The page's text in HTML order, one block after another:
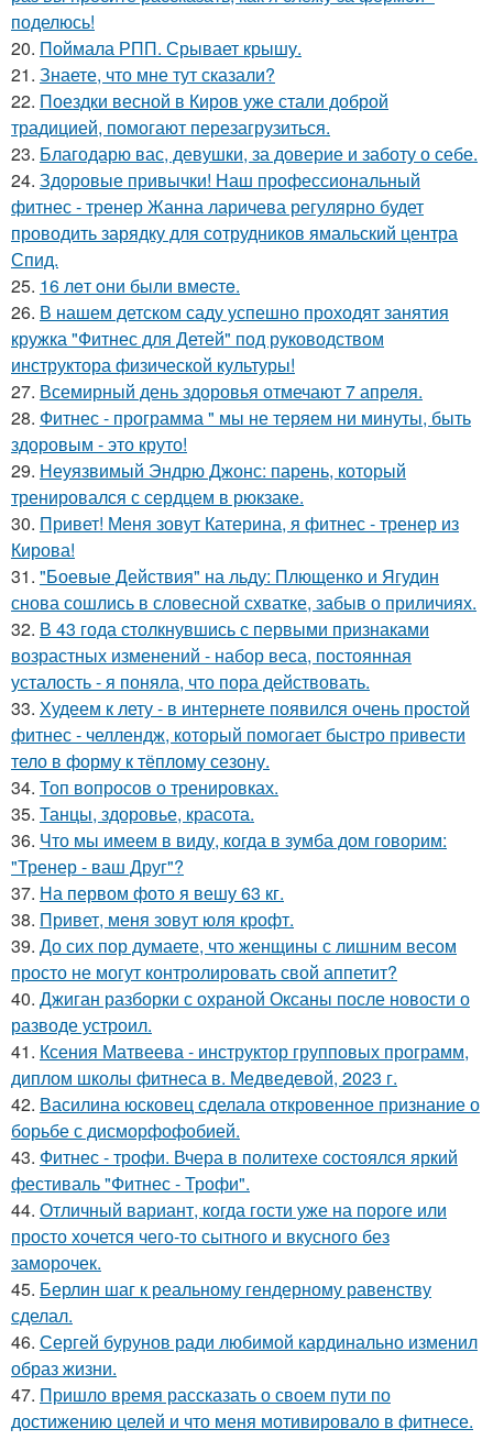
поделюсь!
20. Поймала РПП. Срывает крышу.
21. Знаете, что мне тут сказали?
22. Поездки весной в Киров уже стали доброй
традицией, помогают перезагрузиться.
23. Благодарю вас, девушки, за доверие и заботу о себе.
24. Здоровые привычки! Наш профессиональный
фитнес - тренер Жанна ларичева регулярно будет
проводить зарядку для сотрудников ямальский центра
Спид.
25. 16 лeт oни были вмecтe.
26. В нашем детском саду успешно проходят занятия
кружка "Фитнес для Детей" под руководством
инструктора физической культуры!
27. Всемирный день здоровья отмечают 7 апреля.
28. Фитнес - программа " мы не теряем ни минуты, быть
здоровым - это круто!
29. Неуязвимый Эндрю Джонс: парень, который
тренировался с сердцем в рюкзаке.
30. Привет! Меня зовут Катерина, я фитнес - тренер из
Кирова!
31. "Боевые Действия" на льду: Плющенко и Ягудин
снова сошлись в словесной схватке, забыв о приличиях.
32. В 43 года столкнувшись с первыми признаками
возрастных изменений - набор веса, постоянная
усталость - я поняла, что пора действовать.
33. Худеем к лету - в интернете появился очень простой
фитнес - челлендж, который помогает быстро привести
тело в форму к тёплому сезону.
34. Топ вопросов о тренировках.
35. Танцы, здоровье, красота.
36. Что мы имеем в виду, когда в зумба дом говорим:
"Тренер - ваш Друг"?
37. На первом фото я вешу 63 кг.
38. Привет, меня зовут юля крофт.
39. До сих пор думаете, что женщины с лишним весом
просто не могут контролировать свой аппетит?
40. Джиган разборки с охраной Оксаны после новости о
разводе устроил.
41. Ксения Матвеева - инструктор групповых программ,
диплом школы фитнеса в. Медведевой, 2023 г.
42. Василина юсковец сделала откровенное признание о
борьбе с дисморфофобией.
43. Фитнес - трофи. Вчера в политехе состоялся яркий
фестиваль "Фитнес - Трофи".
44. Отличный вариант, когда гости уже на пороге или
просто хочется чего-то сытного и вкусного без
заморочек.
45. Берлин шаг к реальному гендерному равенству
сделал.
46. Сергей бурунов ради любимой кардинально изменил
образ жизни.
47. Пришло время рассказать о своем пути по
достижению целей и что меня мотивировало в фитнесе.